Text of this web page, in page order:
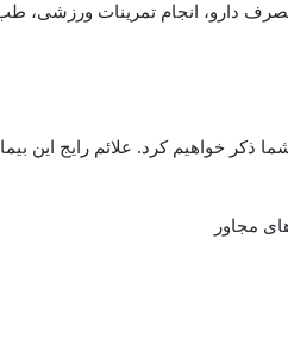
دارو، انجام تمرینات ورزشی،
ذکر خواهیم کرد. علائم رایج این
مجاور